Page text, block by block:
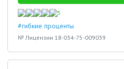
5
#гибкие проценты
№ Лицензии 18-034-75-009039